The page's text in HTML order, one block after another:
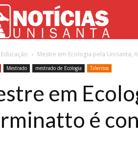
Educação Mestre em Ecologia pela Unisanta,
Mestrado mestrado de Ecologia Talentos
em
é